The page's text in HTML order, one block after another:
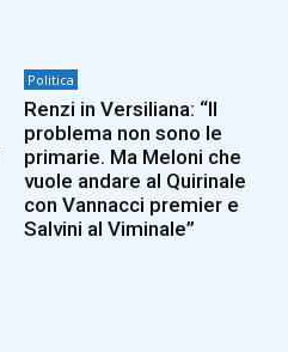
Politica
Renzi in Versiliana: “Il
problema non sono le
primarie. Ma Meloni che
vuole andare al Quirinale
con Vannacci premier e
Salvini al Viminale”